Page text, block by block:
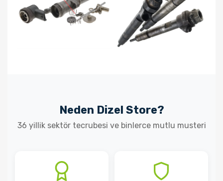
Neden Dizel Store?
36 yillik sektör tecrubesi ve binlerce mutlu musteri